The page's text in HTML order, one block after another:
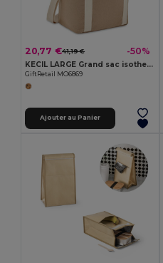
20,77 €41,19 € -50%
KECIL LARGE Grand sac isotherme toile 450gr
GiftRetail MO6869
Ajouter au Panier